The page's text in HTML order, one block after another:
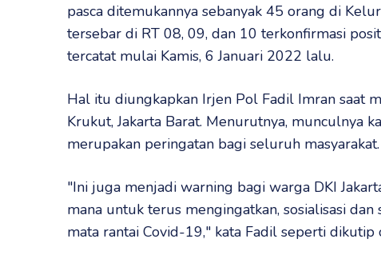
pasca ditemukannya sebanyak 45 orang di
tersebar di RT 08, 09, dan 10 terkonfirmasi
tercatat mulai Kamis, 6 Januari 2022 lalu.
Hal itu diungkapkan Irjen Pol Fadil Imran saat
Krukut, Jakarta Barat. Menurutnya, munculnya
merupakan peringatan bagi seluruh masyarakat.
"Ini juga menjadi warning bagi warga DKI
mana untuk terus mengingatkan, sosialisasi
mata rantai Covid-19," kata Fadil seperti dikutip